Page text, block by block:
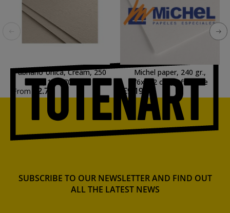
Fabriano Unica, Cream, 250
gr., 100x70 cm.
From
€2.71
Michel paper, 240 gr.,
76x112 cm., Off-White
€9.19
SUBSCRIBE TO OUR NEWSLETTER AND FIND OUT
ALL THE LATEST NEWS